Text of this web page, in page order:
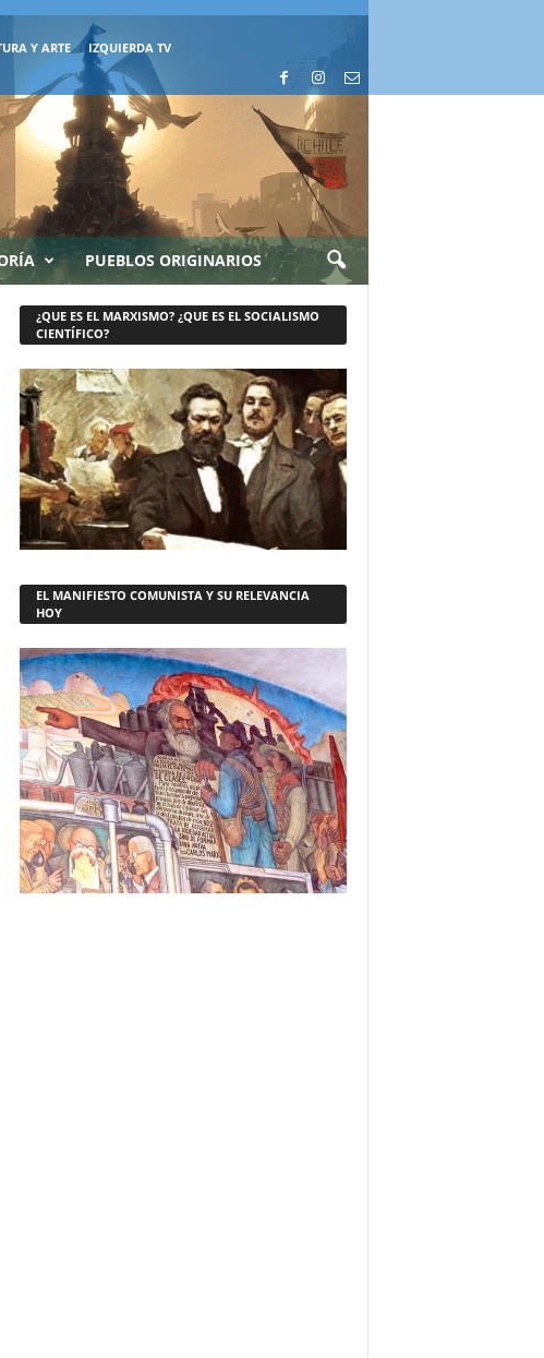
Y ARTE IZQUIERDA TV
PUEBLOS ORIGINARIOS
¿QUE ES EL MARXISMO? ¿QUE ES EL SOCIALISMO
CIENTÍFICO?
EL MANIFIESTO COMUNISTA Y SU RELEVANCIA
HOY